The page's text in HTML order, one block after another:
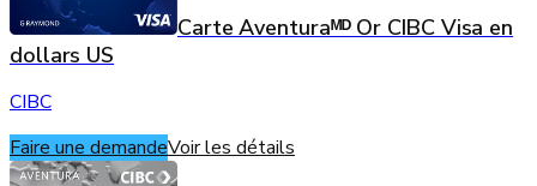
Carte Aventuraᴹᴰ Or CIBC Visa en
dollars US
CIBC
Faire une demandeVoir les détails